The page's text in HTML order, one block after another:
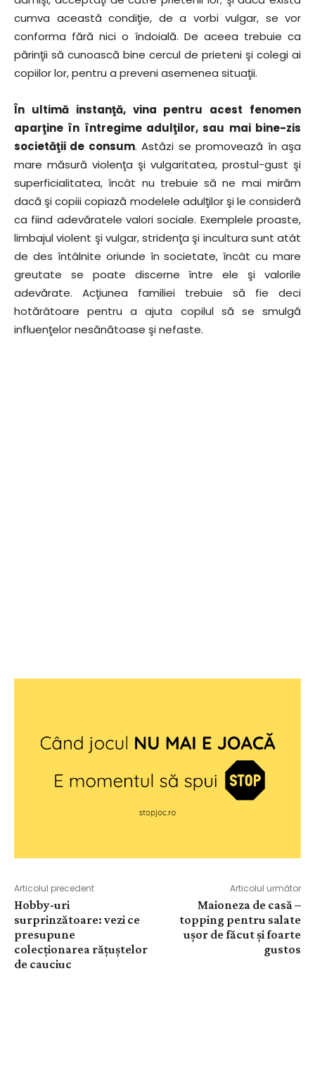
cumva această condiţie, de a vorbi vulgar, se vor
conforma fără nici o îndoială. De aceea trebuie ca
părinţii să cunoască bine cercul de prieteni şi colegi ai
copiilor lor, pentru a preveni asemenea situaţii.
În ultimă instanţă, vina pentru acest fenomen
aparţine în întregime adulţilor, sau mai bine-zis
societăţii de consum. Astăzi se promovează în aşa
mare măsură violenţa şi vulgaritatea, prostul-gust şi
superficialitatea, încât nu trebuie să ne mai mirăm
dacă şi copiii copiază modelele adulţilor şi le consideră
ca fiind adevăratele valori sociale. Exemplele proaste,
limbajul violent şi vulgar, stridenţa şi incultura sunt atât
de des întâlnite oriunde în societate, încât cu mare
greutate se poate discerne între ele şi valorile
adevărate. Acţiunea familiei trebuie să fie deci
hotărâtoare pentru a ajuta copilul să se smulgă
influenţelor nesănătoase şi nefaste.
Articolul precedent
Hobby-uri
surprinzătoare: vezi ce
presupune
colecţionarea răţuştelor
de cauciuc
Articolul următor
Maioneza de casă –
topping pentru salate
ușor de făcut și foarte
gustos